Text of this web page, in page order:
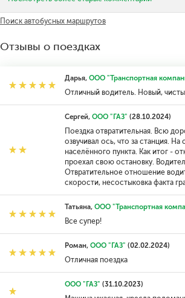
Поиск автобусных маршрутов
Отзывы о поездках
Дарья, ООО "Транспортная
Отличный водитель. Новый,
Сергей, ООО "ГАЗ" (28.10.2024)
Поездка отвратительная. Всю
озвучивал ось, что за станция. На
населённого пункта. Как итог -
проехал свою остановку.
Отвратительное отношение
скорости, несостыковка факта
Татьяна, ООО "Транспортная
Все супер!
Роман, ООО "ГАЗ" (02.02.2024)
Отличная поездка
ООО "ГАЗ" (31.10.2023)